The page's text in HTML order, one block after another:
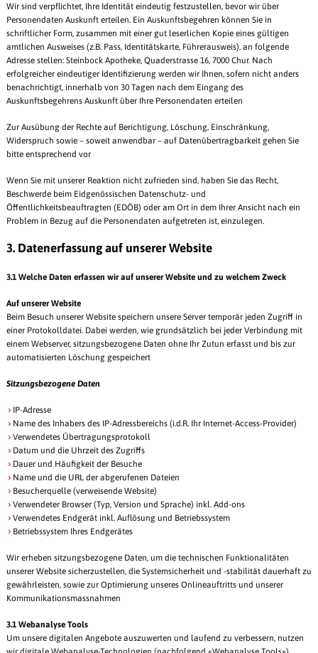
Wir sind verpflichtet, Ihre Identität eindeutig festzustellen, bevor wir über
Personendaten Auskunft erteilen. Ein Auskunftsbegehren können Sie in
schriftlicher Form, zusammen mit einer gut leserlichen Kopie eines gültigen
amtlichen Ausweises (z.B. Pass, Identitätskarte, Führerausweis), an folgende
Adresse stellen: Steinbock Apotheke, Quaderstrasse 16, 7000 Chur. Nach
erfolgreicher eindeutiger Identifizierung werden wir Ihnen, sofern nicht anders
benachrichtigt, innerhalb von 30 Tagen nach dem Eingang des
Auskunftsbegehrens Auskunft über Ihre Personendaten erteilen
Zur Ausübung der Rechte auf Berichtigung, Löschung, Einschränkung,
Widerspruch sowie – soweit anwendbar – auf Datenübertragbarkeit gehen Sie
bitte entsprechend vor
Wenn Sie mit unserer Reaktion nicht zufrieden sind, haben Sie das Recht,
Beschwerde beim Eidgenössischen Datenschutz- und
Öffentlichkeitsbeauftragten (EDÖB) oder am Ort in dem Ihrer Ansicht nach ein
Problem in Bezug auf die Personendaten aufgetreten ist, einzulegen.
3. Datenerfassung auf unserer Website
3.1 Welche Daten erfassen wir auf unserer Website und zu welchem Zweck
Auf unserer Website
Beim Besuch unserer Website speichern unsere Server temporär jeden Zugriff in
einer Protokolldatei. Dabei werden, wie grundsätzlich bei jeder Verbindung mit
einem Webserver, sitzungsbezogene Daten ohne Ihr Zutun erfasst und bis zur
automatisierten Löschung gespeichert
Sitzungsbezogene Daten
IP-Adresse
Name des Inhabers des IP-Adressbereichs (i.d.R. Ihr Internet-Access-Provider)
Verwendetes Übertragungsprotokoll
Datum und die Uhrzeit des Zugriffs
Dauer und Häufigkeit der Besuche
Name und die URL der abgerufenen Dateien
Besucherquelle (verweisende Website)
Verwendeter Browser (Typ, Version und Sprache) inkl. Add-ons
Verwendetes Endgerät inkl. Auflösung und Betriebssystem
Betriebssystem Ihres Endgerätes
Wir erheben sitzungsbezogene Daten, um die technischen Funktionalitäten
unserer Website sicherzustellen, die Systemsicherheit und -stabilität dauerhaft zu
gewährleisten, sowie zur Optimierung unseres Onlineauftritts und unserer
Kommunikationsmassnahmen
3.1 Webanalyse Tools
Um unsere digitalen Angebote auszuwerten und laufend zu verbessern, nutzen